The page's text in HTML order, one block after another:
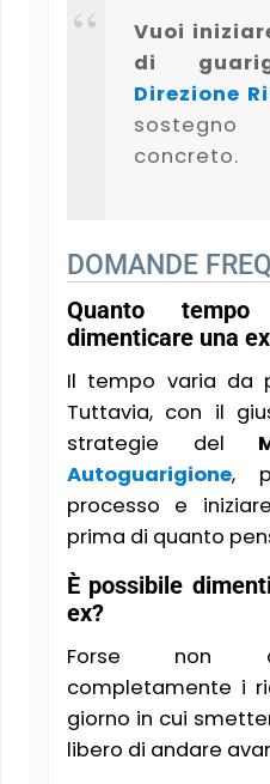
Vuoi
di
Direzione
concreto.
DOMANDE
Quanto
dimenticare una
Il tempo varia da
Tuttavia, con il
strategie del
Autoguarigione,
processo e
prima di quanto
È possibile
ex?
Forse non
completamente i
giorno in cui
libero di andare